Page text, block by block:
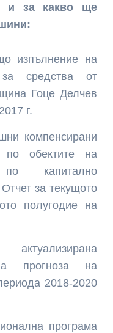
и за какво ще
изпълнение на
средства от
Гоце Делчев
г.
компенсирани
по обектите на
капитално
за текущото
полугодие на
прогноза на
2018-2020
програма